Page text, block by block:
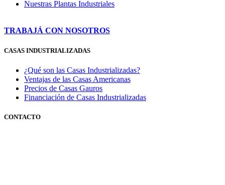
Nuestras Plantas Industriales
TRABAJÁ CON NOSOTROS
CASAS INDUSTRIALIZADAS
¿Qué son las Casas Industrializadas?
Ventajas de las Casas Americanas
Precios de Casas Gauros
Financiación de Casas Industrializadas
CONTACTO